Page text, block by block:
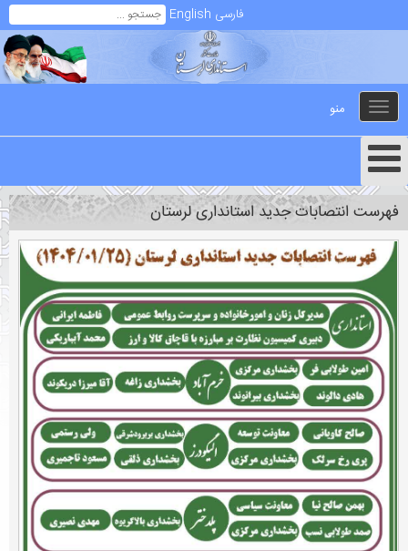
فارسی English
Toggle
navigation
منو
فهرست انتصابات جدید استانداری لرستان